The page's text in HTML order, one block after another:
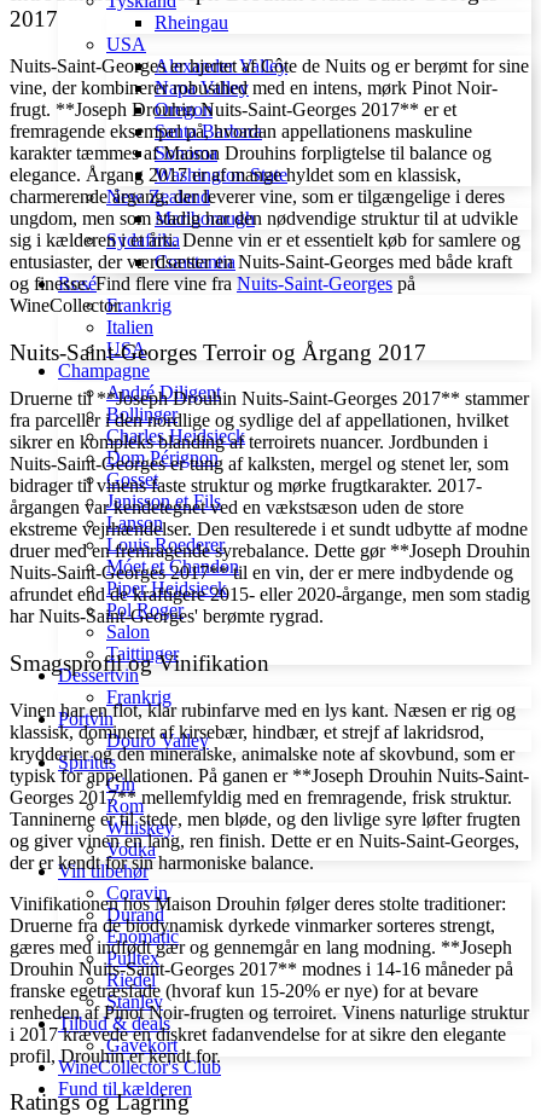
Rheingau
USA
Alexander Valley
Napa Valley
Oregon
Santa Barbara
Sonoma
Washington State
New Zealand
Marlborough
Sydafrika
Constantia
Rosé
Frankrig
Italien
USA
Champagne
André Diligent
Bollinger
Charles Heidsieck
Dom Pérignon
Gosset
Janisson et Fils
Lanson
Louis Roederer
Móet et Chandon
Piper Heidsieck
Pol Roger
Salon
Taittinger
Dessertvin
Frankrig
Portvin
Douro Valley
Spiritus
Gin
Rom
Whiskey
Vodka
Vin tilbehør
Coravin
Durand
Enomatic
Pulltex
Riedel
Stanley
Tilbud & deals
Gavekort
WineCollector's Club
Fund til kælderen
2017
Nuits-Saint-Georges er hjertet af Côte de Nuits og er berømt for sine
vine, der kombinerer robusthed med en intens, mørk Pinot Noir-
frugt. **Joseph Drouhin Nuits-Saint-Georges 2017** er et
fremragende eksempel på, hvordan appellationens maskuline
karakter tæmmes af Maison Drouhins forpligtelse til balance og
elegance. Årgang 2017 er af mange hyldet som en klassisk,
charmerende årgang, der leverer vine, som er tilgængelige i deres
ungdom, men som stadig har den nødvendige struktur til at udvikle
sig i kælderen i et årti. Denne vin er et essentielt køb for samlere og
entusiaster, der værdsætter en Nuits-Saint-Georges med både kraft
og finesse. Find flere vine fra Nuits-Saint-Georges på
WineCollector.
Nuits-Saint-Georges Terroir og Årgang 2017
Druerne til **Joseph Drouhin Nuits-Saint-Georges 2017** stammer
fra parceller i den nordlige og sydlige del af appellationen, hvilket
sikrer en kompleks blanding af terroirets nuancer. Jordbunden i
Nuits-Saint-Georges er tung af kalksten, mergel og stenet ler, som
bidrager til vinens faste struktur og mørke frugtkarakter. 2017-
årgangen var kendetegnet ved en vækstsæson uden de store
ekstreme vejrhændelser. Den resulterede i et sundt udbytte af modne
druer med en fremragende syrebalance. Dette gør **Joseph Drouhin
Nuits-Saint-Georges 2017** til en vin, der er mere indbydende og
afrundet end de kraftigere 2015- eller 2020-årgange, men som stadig
har Nuits-Saint-Georges' berømte rygrad.
Smagsprofil og Vinifikation
Vinen har en flot, klar rubinfarve med en lys kant. Næsen er rig og
klassisk, domineret af kirsebær, hindbær, et strejf af lakridsrod,
krydderier og den mineralske, animalske note af skovbund, som er
typisk for appellationen. På ganen er **Joseph Drouhin Nuits-Saint-
Georges 2017** mellemfyldig med en fremragende, frisk struktur.
Tanninerne er til stede, men bløde, og den livlige syre løfter frugten
og giver vinen en lang, ren finish. Dette er en Nuits-Saint-Georges,
der er kendt for sin harmoniske balance.
Vinifikationen hos Maison Drouhin følger deres stolte traditioner:
Druerne fra de biodynamisk dyrkede vinmarker sorteres strengt,
gæres med indfødt gær og gennemgår en lang modning. **Joseph
Drouhin Nuits-Saint-Georges 2017** modnes i 14-16 måneder på
franske egetræsfade (hvoraf kun 15-20% er nye) for at bevare
renheden af Pinot Noir-frugten og terroiret. Vinens naturlige struktur
i 2017 krævede en diskret fadanvendelse for at sikre den elegante
profil, Drouhin er kendt for.
Ratings og Lagring